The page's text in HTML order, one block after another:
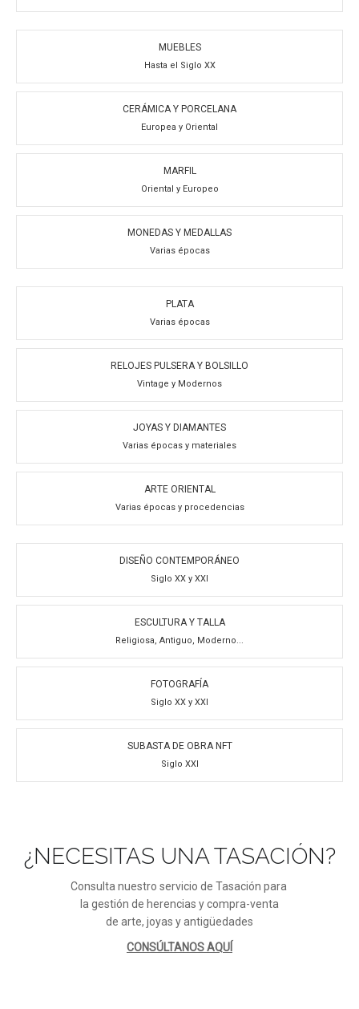
MUEBLES
Hasta el Siglo XX
CERÁMICA Y PORCELANA
Europea y Oriental
MARFIL
Oriental y Europeo
MONEDAS Y MEDALLAS
Varias épocas
PLATA
Varias épocas
RELOJES PULSERA Y BOLSILLO
Vintage y Modernos
JOYAS Y DIAMANTES
Varias épocas y materiales
ARTE ORIENTAL
Varias épocas y procedencias
DISEÑO CONTEMPORÁNEO
Siglo XX y XXI
ESCULTURA Y TALLA
Religiosa, Antiguo, Moderno...
FOTOGRAFÍA
Siglo XX y XXI
SUBASTA DE OBRA NFT
Siglo XXI
¿NECESITAS UNA TASACIÓN?
Consulta nuestro servicio de Tasación para
la gestión de herencias y compra-venta
de arte, joyas y antigüedades
CONSÚLTANOS AQUÍ